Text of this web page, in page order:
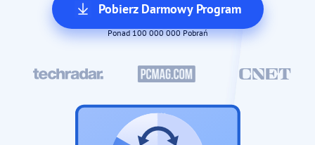
Pobierz Darmowy Program
Ponad 100 000 000 Pobrań